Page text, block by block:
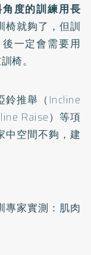
度的訓練用長
椅就夠了，但訓
一定會需要用
椅。
鈴推舉（Incline
Raise）等項
中空間不夠，建
專家實測：肌肉